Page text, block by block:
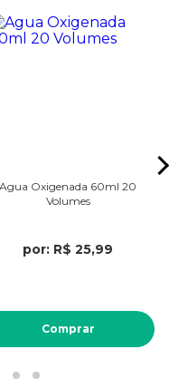
Agua Oxigenada 60ml 20
Volumes
por: R$ 25,99
Comprar